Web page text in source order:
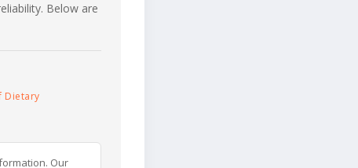
Below are
Dietary
Our